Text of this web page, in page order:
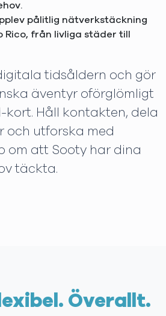
pålitlig nätverkstäckning
Rico, från livliga städer till
tidsåldern och gör
äventyr oförglömligt
kort. Håll kontakten, dela
och utforska med
om att Sooty har dina
täckta.
Överallt.